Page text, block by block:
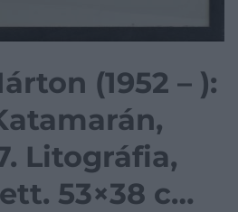
(1952 – ):
Litográfia,
53×38 cm.